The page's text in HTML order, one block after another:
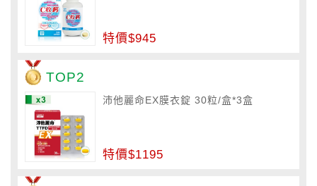
特價$945
TOP2
沛他麗命EX膜衣錠 30粒/盒*3盒
特價$1195